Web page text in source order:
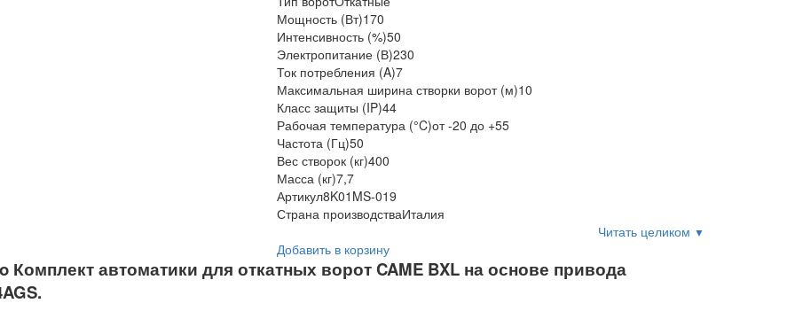
Мощность (Вт)170
Интенсивность (%)50
Электропитание (В)230
Ток потребления (A)7
Максимальная ширина створки ворот (м)10
Класс защиты (IP)44
Рабочая температура (°C)от -20 до +55
Частота (Гц)50
Вес створок (кг)400
Масса (кг)7,7
Артикул8K01MS-019
Страна производстваИталия
Читать целиком ▼
Добавить в корзину
Комплект автоматики для откатных ворот CAME BXL на основе привода